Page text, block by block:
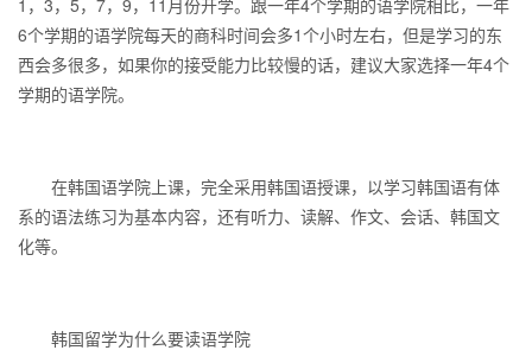
1，3，5，7，9，11月份开学。跟一年4个学期的语学院相比，一年
6个学期的语学院每天的商科时间会多1个小时左右，但是学习的东
西会多很多，如果你的接受能力比较慢的话，建议大家选择一年4个
学期的语学院。
在韩国语学院上课，完全采用韩国语授课，以学习韩国语有体
系的语法练习为基本内容，还有听力、读解、作文、会话、韩国文
化等。
韩国留学为什么要读语学院